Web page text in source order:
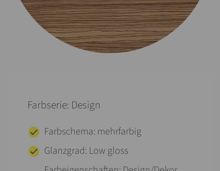
Farbserie: Design
Farbschema: mehrfarbig
Glanzgrad: Low gloss